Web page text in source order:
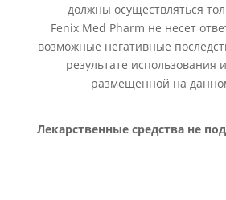
должны осуществляться
Fenix Med Pharm не несет
возможные негативные
результате использования
размещенной на
Лекарственные средства не